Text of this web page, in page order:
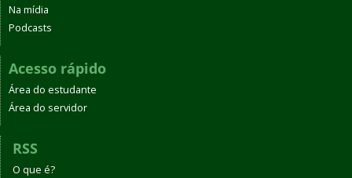
Na mídia
Podcasts
Acesso rápido
Área do estudante
Área do servidor
RSS
O que é?